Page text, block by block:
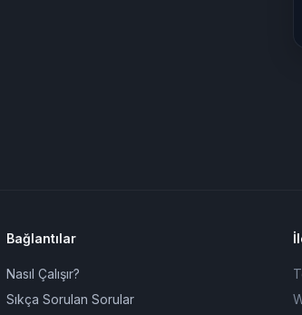
Bağlantılar
Nasıl Çalışır?
Sıkça Sorulan Sorular